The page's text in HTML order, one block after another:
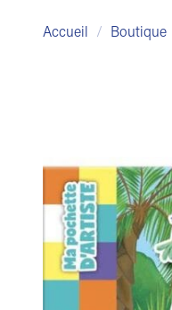
Accueil / Boutique